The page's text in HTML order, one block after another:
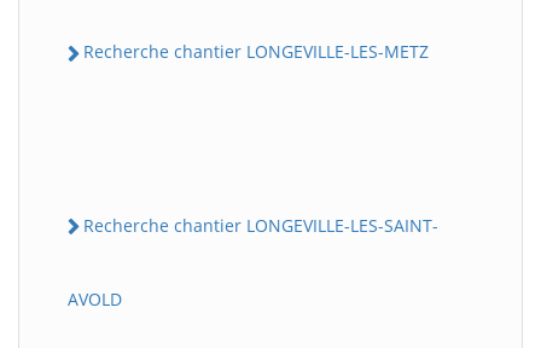
Recherche chantier LONGEVILLE-LES-METZ
Recherche chantier LONGEVILLE-LES-SAINT-
AVOLD